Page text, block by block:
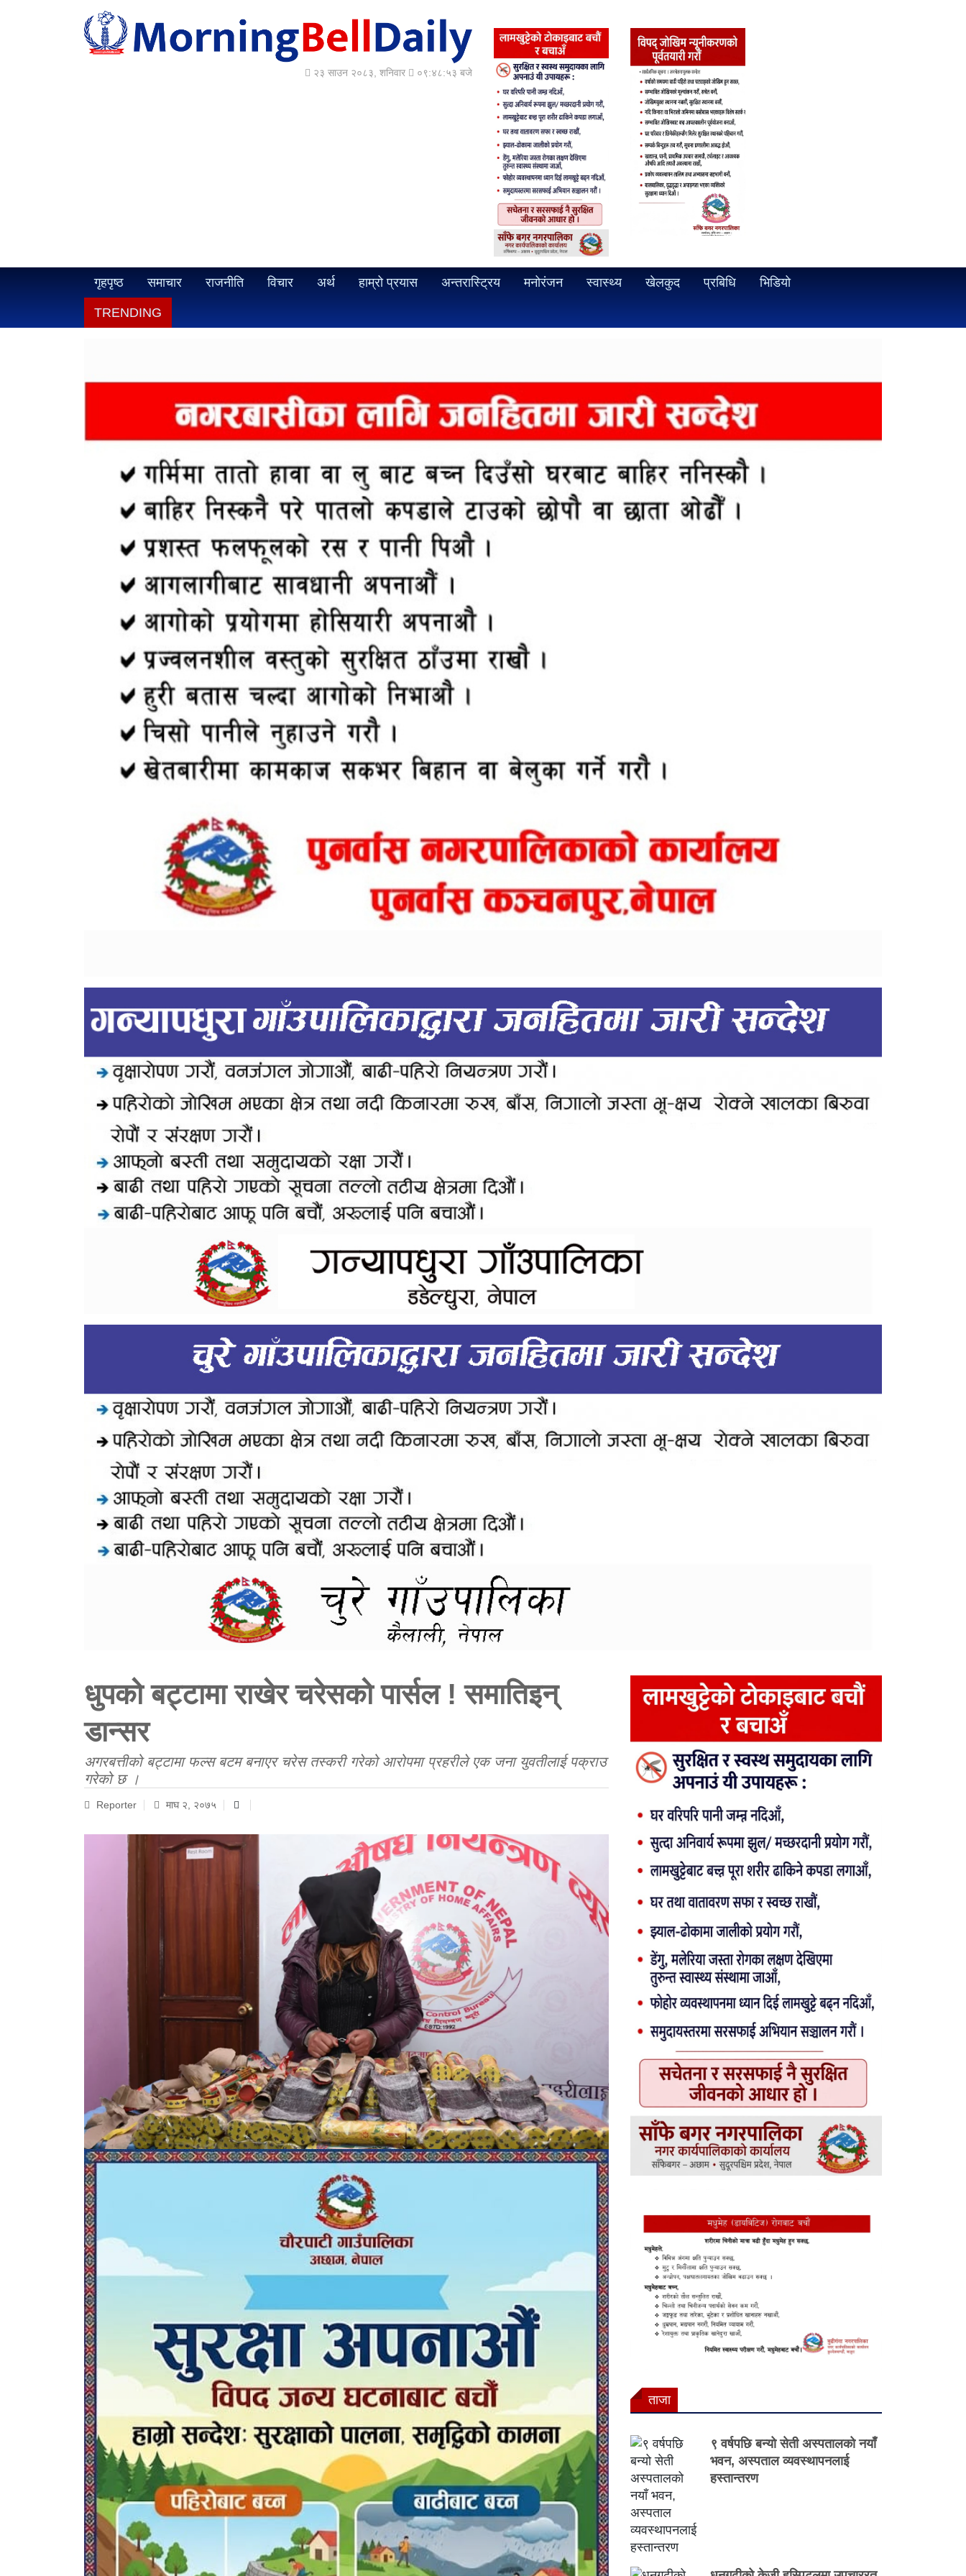
२३ साउन २०८३, शनिवार ०९:४८:५४ बजे
गृहपृष्ठ समाचार राजनीति विचार अर्थ हाम्रो प्रयास अन्तरास्ट्रिय मनोरंजन स्वास्थ्य खेलकुद प्रबिधि भिडियो
TRENDING
धुपको बट्टामा राखेर चरेसको पार्सल ! समातिइन्
डान्सर
अगरबत्तीको बट्टामा फल्स बटम बनाएर चरेस तस्करी गरेको आरोपमा प्रहरीले एक जना युवतीलाई पक्राउ
गरेको छ ।
Reporter माघ २, २०७५
ताजा
९ वर्षपछि बन्यो सेती अस्पतालको नयाँ
भवन, अस्पताल व्यवस्थापनलाई
हस्तान्तरण